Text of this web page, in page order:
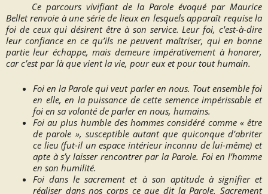
Ce parcours vivifiant de la Parole évoqué par Maurice
Bellet renvoie à une série de lieux en lesquels apparaît requise la
foi de ceux qui désirent être à son service. Leurfoi, c'est-à-dire
leur confiance en ce qu’ils ne peuvent maîtriser, qui en bonne
partie leur échappe, mais demeure impérativement à honorer,
car c’est par là que vient la vie, pour eux et pour tout humain.
Foi en la Parole qui veut parler en nous. Tout ensemble foi
en elle, en la puissance de cette semence impérissable et
foi en sa volonté de parler en nous, humains.
Foi auplus humble des hommes considéré comme « être
de parole », susceptible autant que quiconque d’abriter
ce lieu (fut-il un espace intérieur inconnu de lui-même) et
apte à s’y laisser rencontrer par la Parole. Foi en l’homme
en son humilité.
Foi dans lesacrementet à son aptitude à signifier et
réaliser dans nos corps ce que dit la Parole. Sacrement